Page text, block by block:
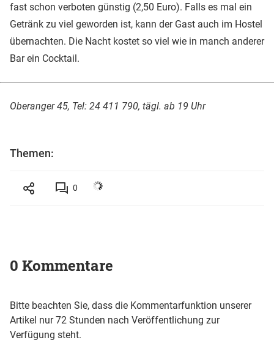
fast schon verboten günstig (2,50 Euro). Falls es mal ein
Getränk zu viel geworden ist, kann der Gast auch im Hostel
übernachten. Die Nacht kostet so viel wie in manch anderer
Bar ein Cocktail.
Oberanger 45, Tel: 24 411 790, tägl. ab 19 Uhr
Themen:
0
0 Kommentare
Bitte beachten Sie, dass die Kommentarfunktion unserer
Artikel nur 72 Stunden nach Veröffentlichung zur
Verfügung steht.